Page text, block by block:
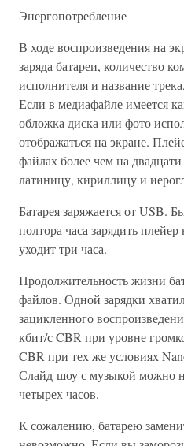
Энергопотребление
В ходе воспроизведения на
заряда батареи, количество
исполнителя и название
Если в медиафайле имеется
обложка диска или фото
отображаться на экране.
файлах более чем на
латиницу, кириллицу и
Батарея заряжается от USB.
полтора часа зарядить
уходит три часа.
Продолжительность жизни
файлов. Одной зарядки
зацикленного
кбит/с CBR при уровне
CBR при тех же условиях
Слайд-шоу с музыкой можно
четырех часов.
К сожалению, батарею